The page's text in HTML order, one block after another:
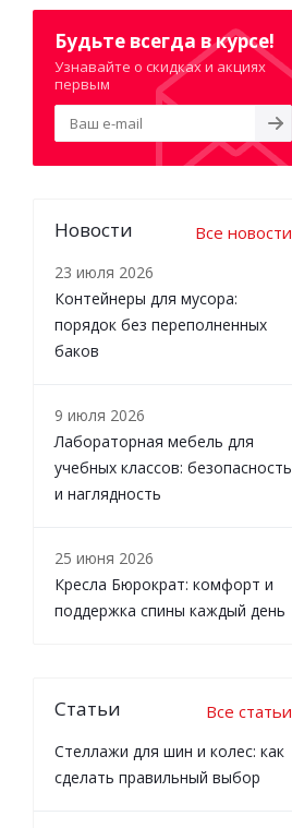
Будьте всегда в курсе!
Узнавайте о скидках и акциях
первым
Новости Все новости
23 июля 2026
Контейнеры для мусора:
порядок без переполненных
баков
9 июля 2026
Лабораторная мебель для
учебных классов: безопасность
и наглядность
25 июня 2026
Кресла Бюрократ: комфорт и
поддержка спины каждый день
Статьи Все статьи
Стеллажи для шин и колес: как
сделать правильный выбор